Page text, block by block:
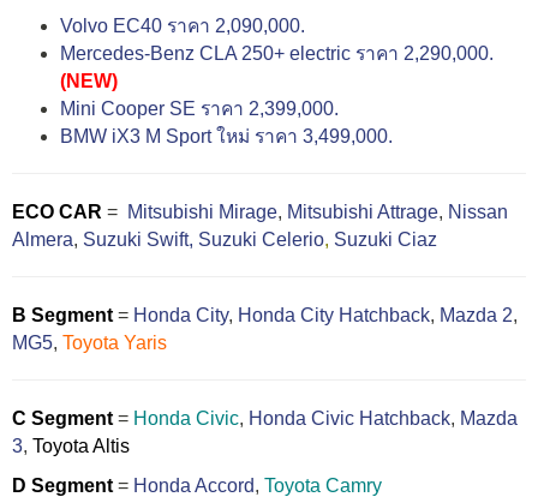
Volvo EC40 ราคา 2,090,000.
Mercedes-Benz CLA 250+ electric ราคา 2,290,000.
(NEW)
Mini Cooper SE ราคา 2,399,000.
BMW iX3 M Sport ใหม่ ราคา 3,499,000.
ECO CAR = Mitsubishi Mirage, Mitsubishi Attrage, Nissan
Almera, Suzuki Swift, Suzuki Celerio, Suzuki Ciaz
B Segment = Honda City, Honda City Hatchback, Mazda 2,
MG5, Toyota Yaris
C Segment = Honda Civic, Honda Civic Hatchback, Mazda
3, Toyota Altis
D Segment = Honda Accord, Toyota Camry